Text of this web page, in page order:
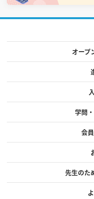
オープ
学問
会
先生のた